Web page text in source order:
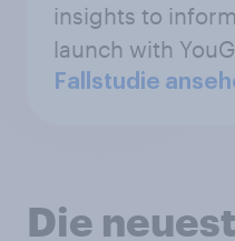
insights to
launch with
Fallstudie
Die